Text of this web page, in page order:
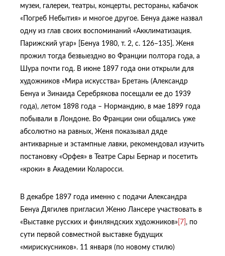
музеи, галереи, театры, концерты, рестораны, кабачок
«Погреб Небытия» и многое другое. Бенуа даже назвал
одну из глав своих воспоминаний «Акклиматизация.
Парижский угар» [Бенуа 1980, т. 2, с. 126–135]. Женя
прожил тогда безвыездно во Франции полтора года, а
Шура почти год. В июне 1897 года они открыли для
художников «Мира искусства» Бретань (Александр
Бенуа и Зинаида Серебрякова посещали ее до 1939
года), летом 1898 года – Нормандию, в мае 1899 года
побывали в Лондоне. Во Франции они общались уже
абсолютно на равных, Женя показывал дяде
антикварные и эстампные лавки, рекомендовал изучить
постановку «Орфея» в Театре Сары Бернар и посетить
«кроки» в Академии Коларосси.
В декабре 1897 года именно с подачи Александра
Бенуа Дягилев пригласил Женю Лансере участвовать в
«Выставке русских и финляндских художников» [7] , по
сути первой совместной выставке будущих
«мирискусников». 11 января (по новому стилю)